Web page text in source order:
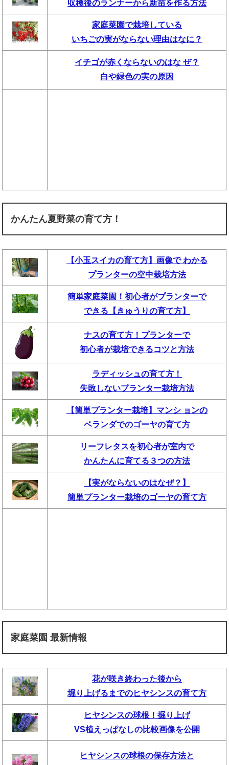
収穫後のランナーから新苗を作る方法
家庭菜園で栽培している
いちごの実がならない理由はなに？
イチゴが赤くならないのはな ぜ？
白や緑色の実の原因
かんたん夏野菜の育て方！
【小玉スイカの育て方】画像で わかる
プランターの空中栽培方法
簡単家庭菜園！初心者がプランターで
できる【きゅうりの育て方】
ナスの育て方！プランターで
初心者が栽培できるコツと方法
ラディッシュの育て方！
失敗しないプランター栽培方法
【簡単プランター栽培】マンシ ョンの
ベランダでのゴーヤの育て方
リーフレタスを初心者が室内で
かんたんに育てる３つの方法
【実がならないのはなぜ？】
簡単プランター栽培のゴーヤの育て方
家庭菜園 最新情報
花が咲き終わった後から
堀り上げるまでのヒヤシンスの育て方
ヒヤシンスの球根！掘り上げ
VS植えっぱなしの比較画像を公開
ヒヤシンスの球根の保存方法と